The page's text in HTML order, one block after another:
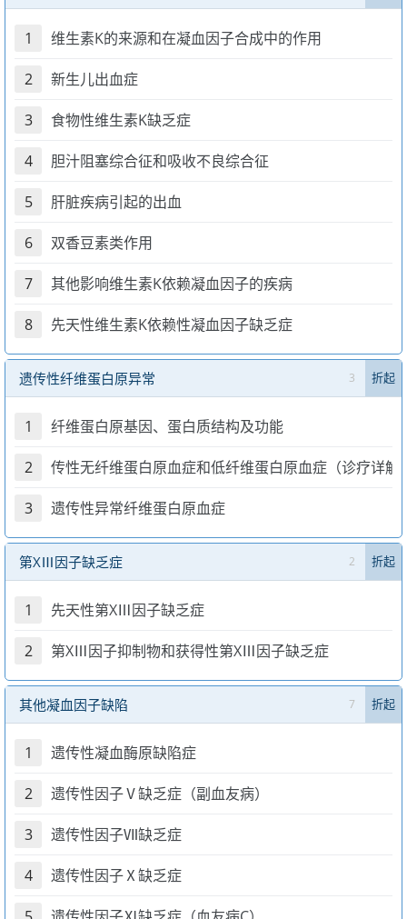
1 维生素K的来源和在凝血因子合成中的作用
2 新生儿出血症
3 食物性维生素K缺乏症
4 胆汁阻塞综合征和吸收不良综合征
5 肝脏疾病引起的出血
6 双香豆素类作用
7 其他影响维生素K依赖凝血因子的疾病
8 先天性维生素K依赖性凝血因子缺乏症
遗传性纤维蛋白原异常 3 折起
1 纤维蛋白原基因、蛋白质结构及功能
2 传性无纤维蛋白原血症和低纤维蛋白原血症（诊疗详解
3 遗传性异常纤维蛋白原血症
第XⅢ因子缺乏症 2 折起
1 先天性第XⅢ因子缺乏症
2 第XⅢ因子抑制物和获得性第XⅢ因子缺乏症
其他凝血因子缺陷 7 折起
1 遗传性凝血酶原缺陷症
2 遗传性因子Ⅴ缺乏症（副血友病）
3 遗传性因子Ⅶ缺乏症
4 遗传性因子Ⅹ缺乏症